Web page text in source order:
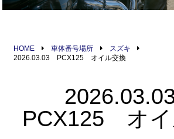
HOME 車体番号場所
スズキ
2026.03.03 PCX125 オイル交換
PCX125 オイ